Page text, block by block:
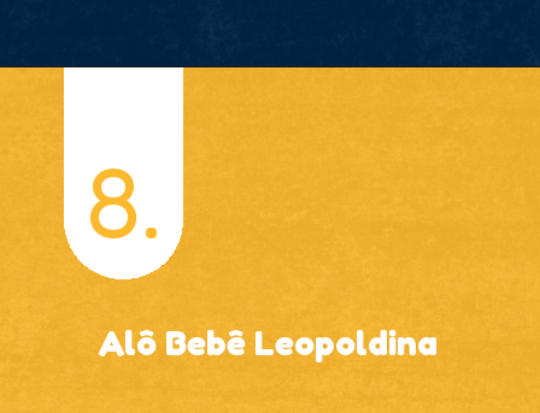
Alô Bebê Leopoldina
8.